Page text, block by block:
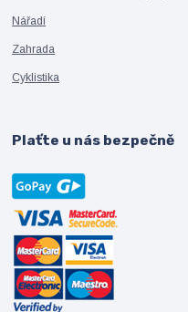
Nářadí
Zahrada
Cyklistika
Plaťte u nás bezpečně